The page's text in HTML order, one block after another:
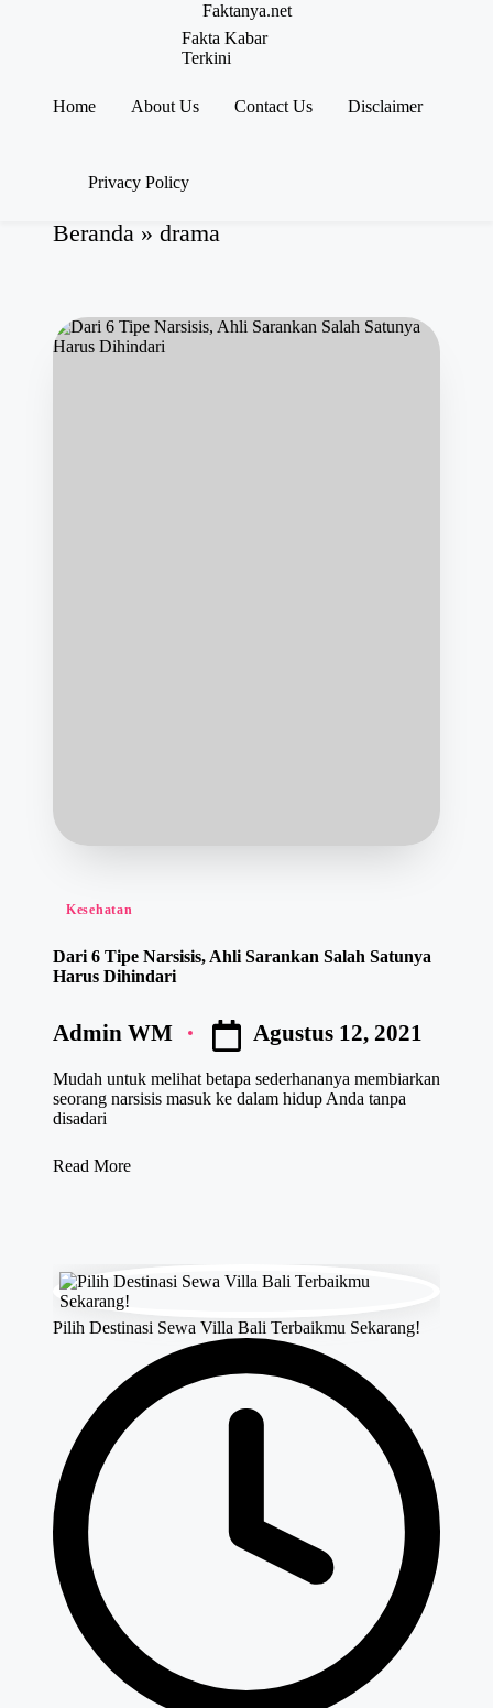
Faktanya.net
Fakta Kabar
Terkini
Home About Us Contact Us Disclaimer
Privacy Policy
Beranda » drama
Posted
Kesehatan
Dari 6 Tipe Narsisis, Ahli Sarankan Salah Satunya
Harus Dihindari
Posted
by
Admin WM Agustus 12, 2021
Mudah untuk melihat betapa sederhananya membiarkan
seorang narsisis masuk ke dalam hidup Anda tanpa
disadari
Read More
Pilih Destinasi Sewa Villa Bali Terbaikmu Sekarang!